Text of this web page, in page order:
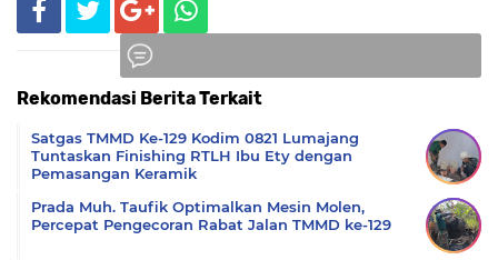
Rekomendasi Berita Terkait
Satgas TMMD Ke-129 Kodim 0821 Lumajang
Tuntaskan Finishing RTLH Ibu Ety dengan
Pemasangan Keramik
Prada Muh. Taufik Optimalkan Mesin Molen,
Percepat Pengecoran Rabat Jalan TMMD ke-129